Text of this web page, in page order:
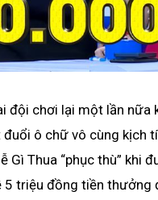
đội chơi lại một lần
ô chữ vô cùng kịch
Thua “phục thù” khi
5 triệu đồng tiền